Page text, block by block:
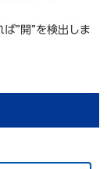
”開”を検出しま